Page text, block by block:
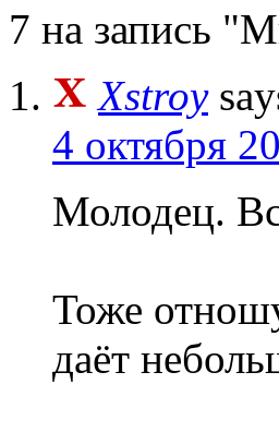
7 на запись
Xstroy
4 октября
Молодец.
Тоже
даёт